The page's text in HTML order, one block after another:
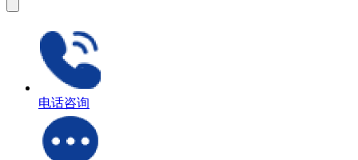
电话咨询